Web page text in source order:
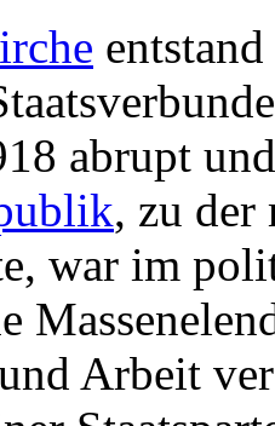
abrupt
, zu der
war im
Arbeit